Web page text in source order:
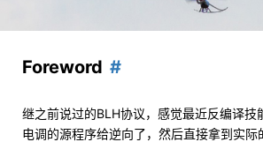
Foreword
继之前说过的BLH协议，感觉最近反编译技
电调的源程序给逆向了，然后直接拿到实际